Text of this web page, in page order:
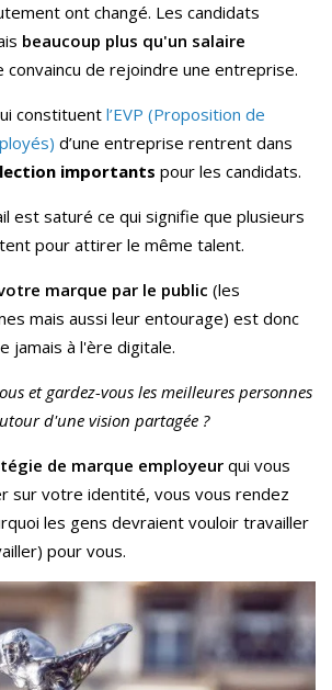
ont changé. Les candidats
beaucoup plus qu'un salaire
convaincu de rejoindre une entreprise.
constituent l’EVP (Proposition de
d’une entreprise rentrent dans
importants pour les candidats.
est saturé ce qui signifie que plusieurs
pour attirer le même talent.
marque par le public (les
mais aussi leur entourage) est donc
jamais à l'ère digitale.
et gardez-vous les meilleures personnes
d'une vision partagée ?
de marque employeur qui vous
sur votre identité, vous vous rendez
les gens devraient vouloir travailler
pour vous.